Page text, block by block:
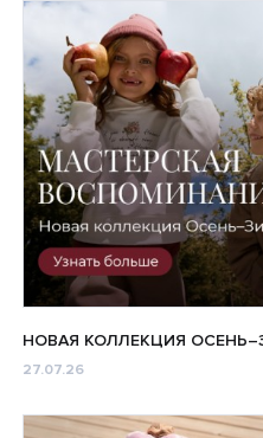
27.07.26
НОВАЯ КОЛЛЕКЦИЯ